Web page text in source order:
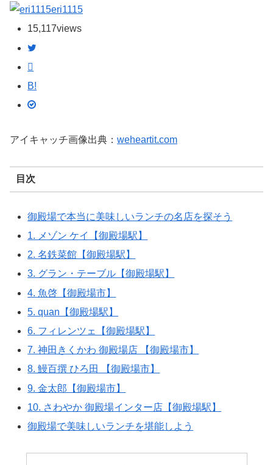
eri1115
15,117views
B!
アイキャッチ画像出典： weheartit.com
目次
御殿場で本当に美味しいランチの名店を探そう
1. メゾン ケイ【御殿場駅】
2. 名鉄菜館【御殿場駅】
3. グラン・テーブル【御殿場駅】
4. 魚啓【御殿場市】
5. quan【御殿場駅】
6. フィレンツェ【御殿場駅】
7. 神田きくかわ 御殿場店 【御殿場市】
8. 鰻百撰 ひろ田 【御殿場市】
9. 金太郎【御殿場市】
10. さわやか 御殿場インター店【御殿場駅】
御殿場で美味しいランチを堪能しよう